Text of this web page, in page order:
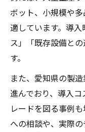
ボット、小規模や
適しています。導
ス」「既存設備と
す。
また、愛知県の製
進んでおり、導入
レードを図る事例
への相談や、実際